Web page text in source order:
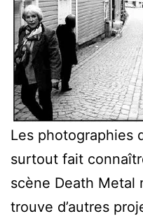
Les photographies
surtout fait
scène Death Metal
trouve d’autres